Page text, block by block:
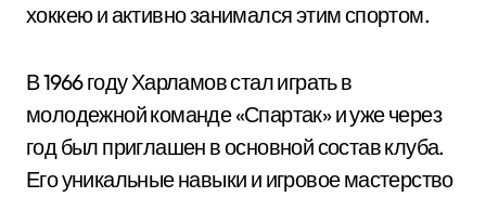
хоккею и активно занимался этим спортом.
В 1966 году Харламов стал играть в
молодежной команде «Спартак» и уже через
год был приглашен в основной состав клуба.
Его уникальные навыки и игровое мастерство